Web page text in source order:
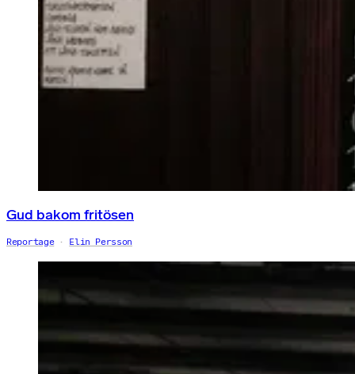
Gud bakom fritösen
Reportage Elin Persson